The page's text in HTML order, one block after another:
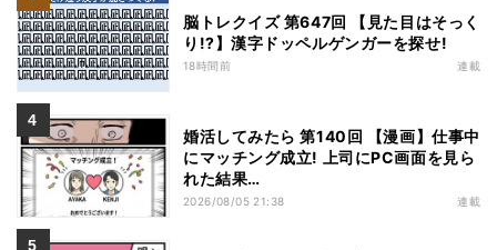
脳トレクイズ 第647回 【見た目はそっく
り!?】漢字ドッペルゲンガーを探せ!
18時間前 連載
婚活してみたら 第140回 【漫画】仕事中
にマッチング成立! 上司にPC画面を見ら
れた結果…
2026/08/05 21:38 連載